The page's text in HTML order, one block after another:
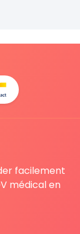
facilement
médical en